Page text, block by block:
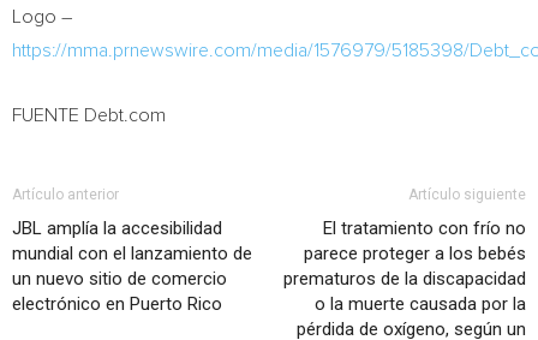
Logo –
https://mma.prnewswire.com/media/1576979/5185398/
FUENTE Debt.com
Artículo anterior
JBL amplía la accesibilidad
mundial con el lanzamiento de
un nuevo sitio de comercio
electrónico en Puerto Rico
Artículo siguiente
El tratamiento con frío no
parece proteger a los bebés
prematuros de la discapacidad
o la muerte causada por la
pérdida de oxígeno, según un